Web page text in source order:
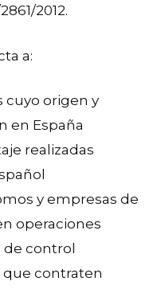
2012.
a:
cuyo origen y
en España
realizadas
y empresas de
operaciones
control
que contraten